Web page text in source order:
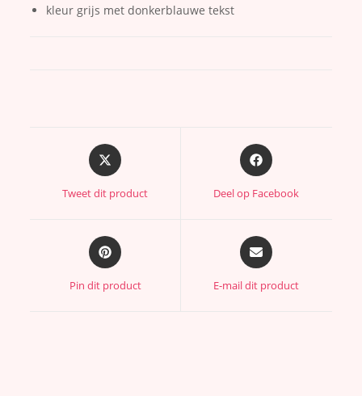
kleur grijs met donkerblauwe tekst
Tweet dit product Deel op Facebook
Pin dit product E-mail dit product